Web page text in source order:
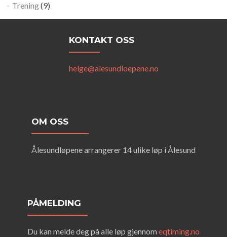
Trening(9)
KONTAKT OSS
helge@alesundloepene.no
OM OSS
Ålesundløpene arrangerer 14 ulike løp i Ålesund
PÅMELDING
Du kan melde deg på alle løp gjennom eqtiming.no